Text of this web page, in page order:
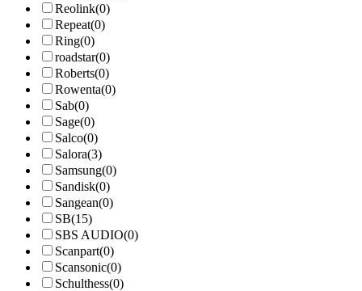
Reolink(0)
Repeat(0)
Ring(0)
roadstar(0)
Roberts(0)
Rowenta(0)
Sab(0)
Sage(0)
Salco(0)
Salora(3)
Samsung(0)
Sandisk(0)
Sangean(0)
SB(15)
SBS AUDIO(0)
Scanpart(0)
Scansonic(0)
Schulthess(0)